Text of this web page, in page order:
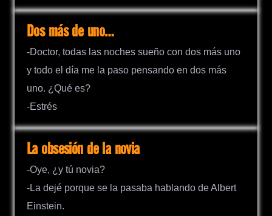
Dos más de uno…
-Doctor, todas las noches sueño con dos más uno
y todo el día me la paso pensando en dos más
uno. ¿Qué es?
-Estrés
La obsesión de la novia
-Oye, ¿y tú novia?
-La dejé porque se la pasaba hablando de Albert
Einstein.